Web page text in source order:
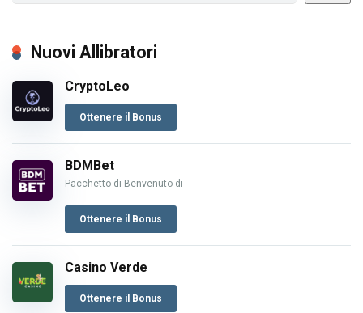
Nuovi Allibratori
CryptoLeo
Ottenere il Bonus
BDMBet
Pacchetto di Benvenuto di
Ottenere il Bonus
Casino Verde
Ottenere il Bonus